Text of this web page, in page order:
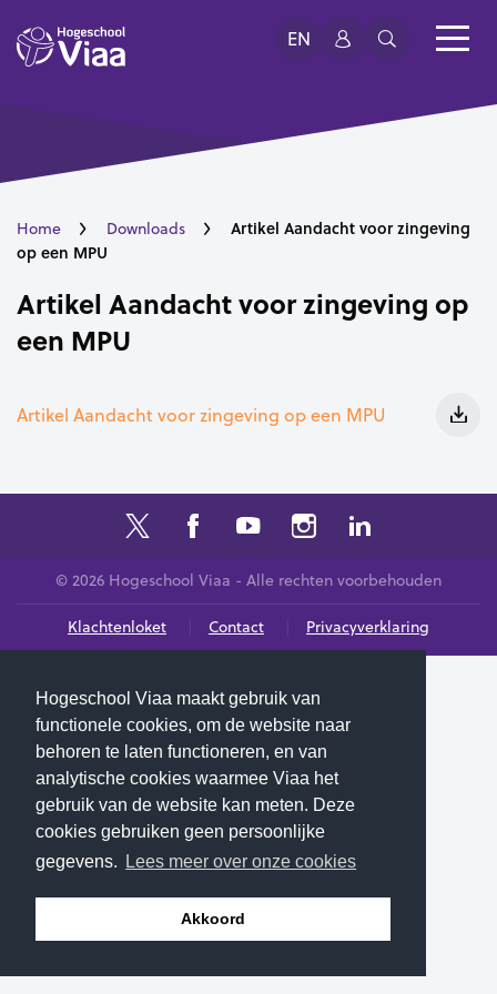
Hogeschool Viaa maakt gebruik van
functionele cookies, om de website naar
behoren te laten functioneren, en van
analytische cookies waarmee Viaa het
gebruik van de website kan meten. Deze
cookies gebruiken geen persoonlijke
gegevens.
Lees meer over onze cookies
Akkoord
EN
Home Downloads
Artikel Aandacht voor zingeving
op een MPU
Artikel Aandacht voor zingeving op
een MPU
Artikel Aandacht voor zingeving op een MPU
© 2026 Hogeschool Viaa - Alle rechten voorbehouden
Klachtenloket Contact Privacyverklaring